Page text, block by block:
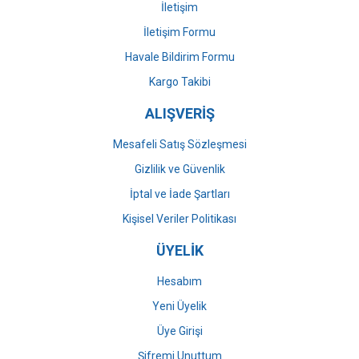
Gönder
İletişim
İletişim Formu
Havale Bildirim Formu
Kargo Takibi
ALIŞVERİŞ
Mesafeli Satış Sözleşmesi
Gizlilik ve Güvenlik
İptal ve İade Şartları
Kişisel Veriler Politikası
ÜYELİK
Hesabım
Yeni Üyelik
Üye Girişi
Şifremi Unuttum